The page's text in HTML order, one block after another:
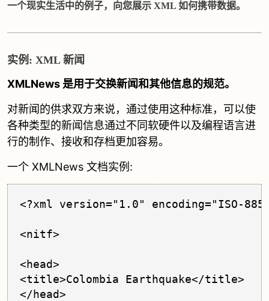
一个现实生活中的例子，向您展示 XML 如何携带数据。
实例: XML 新闻
XMLNews 是用于交换新闻和其他信息的规范。
对新闻的供求双方来说，通过使用这种标准，可以使
各种类型的新闻信息通过不同软硬件以及编程语言进
行的制作、接收和存档更加容易。
一个 XMLNews 文档实例:
<?xml version="1.0" encoding="ISO-
<nitf>
<head>
<title>Colombia Earthquake</title>
</head>